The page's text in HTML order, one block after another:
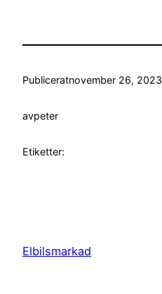
Publiceratnovember 26, 2023
avpeter
Etiketter:
Elbilsmarkad